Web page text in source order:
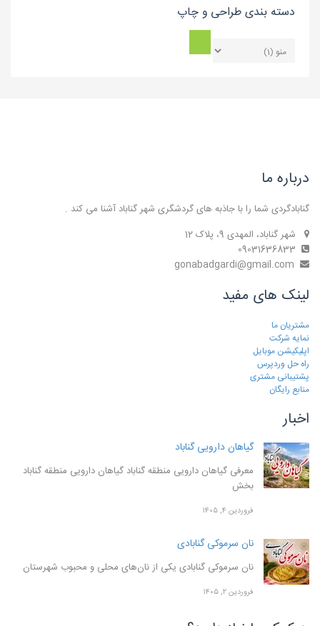
دسته بندی طراحی و چاپ
درباره ما
گنابادگردی شما را با جاذبه های گردشگری شهر گناباد آشنا می کند .
شهر گناباد، المهدی 9، پلاک 12
لینک های مفید
مشتریان ما
نمایه شرکت
اپلیکیشن موبایل
راه حل وردپرس
پشتیبانی مشتری
منابع رایگان
اخبار
گیاهان دارویی گناباد
معرفی گیاهان دارویی منطقه گناباد گیاهان دارویی منطقه گناباد
بخش
فروردین ۴, ۱۴۰۵
نان سرموکی گنابادی
نان سرموکی گنابادی یکی از نان‌های محلی و محبوب شهرستان
فروردین ۲, ۱۴۰۵